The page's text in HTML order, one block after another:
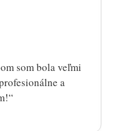
som bola veľmi
a